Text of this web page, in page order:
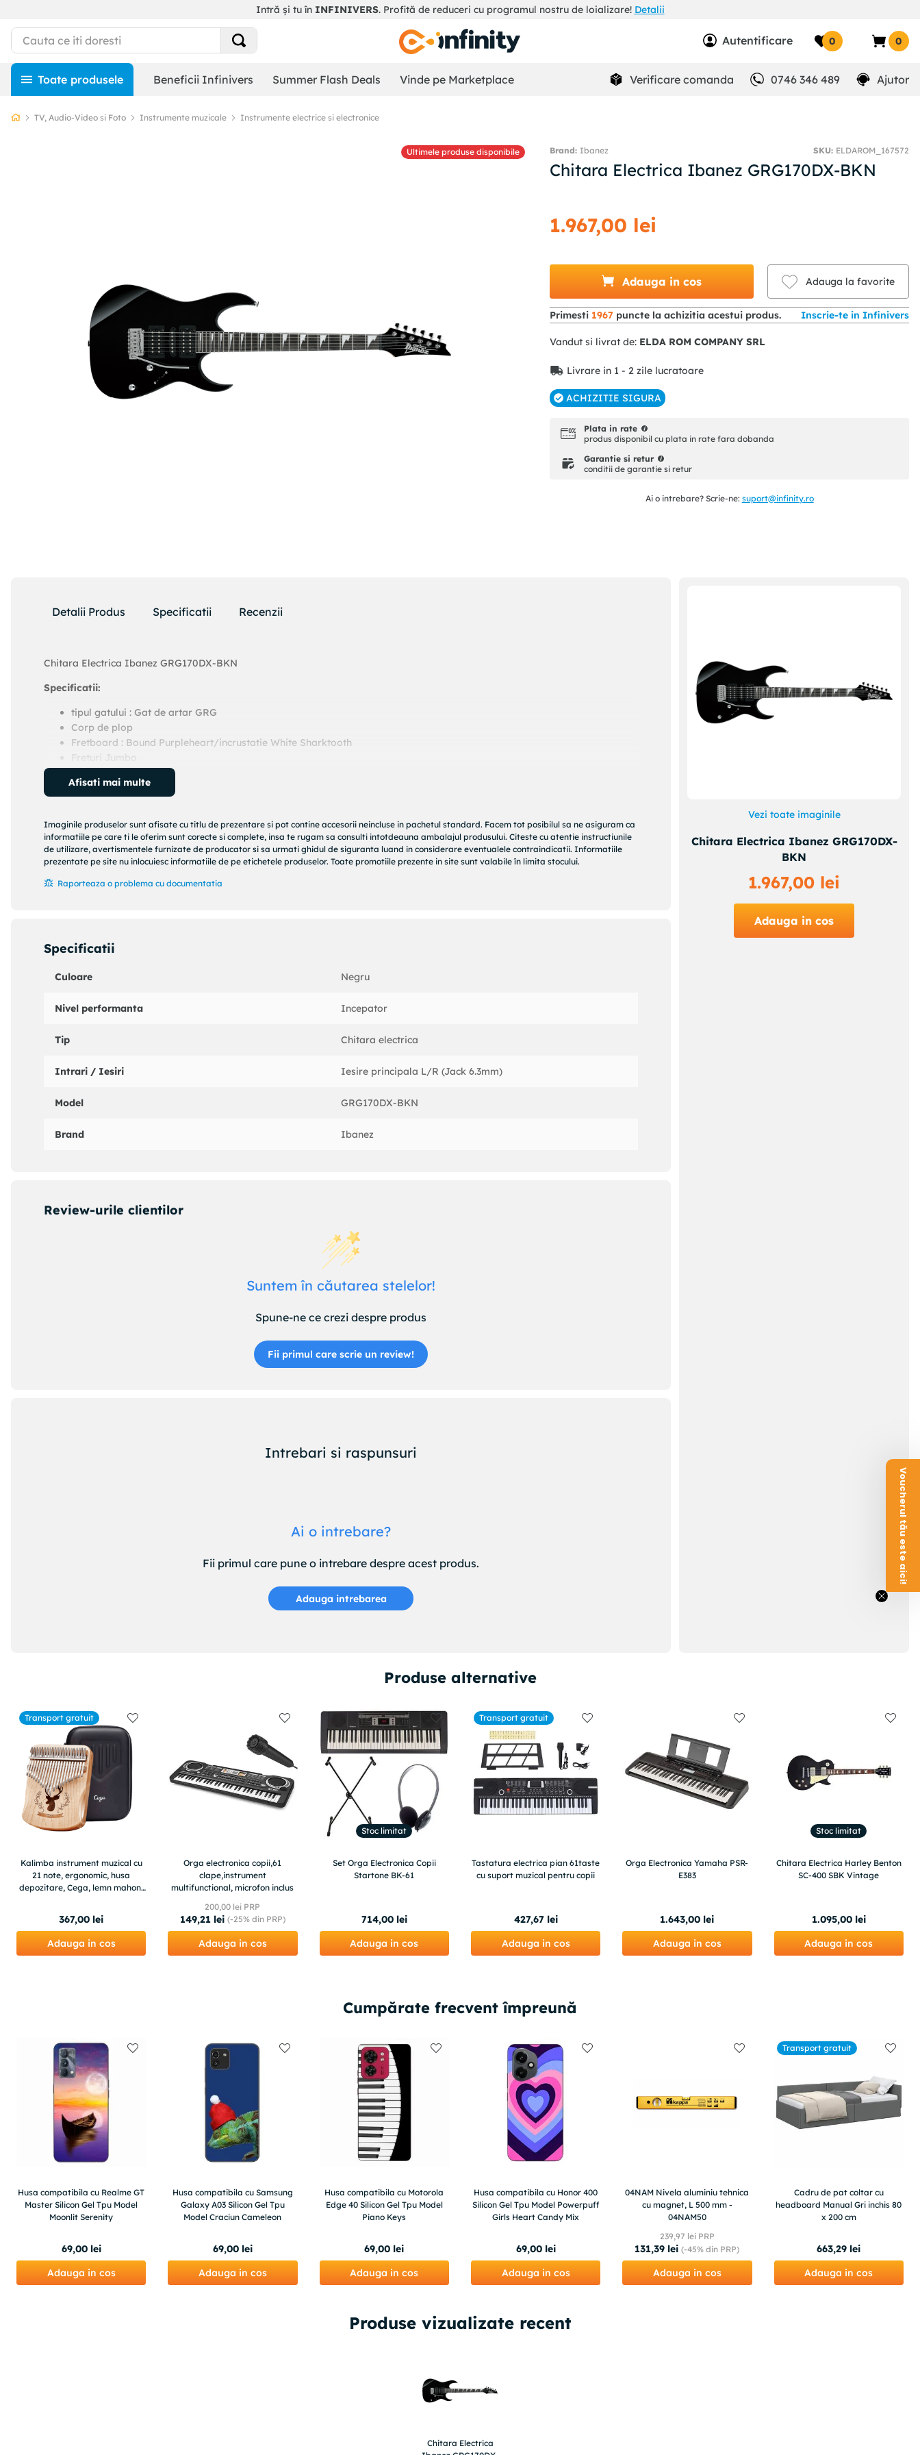
Intră și tu în INFINIVERS. Profită de reduceri cu programul nostru de loializare! Detalii
Autentificare 0 0
Beneficii Infinivers Summer Flash Deals Vinde pe Marketplace Verificare comanda 0746 346 489 Ajutor
TV, Audio-Video si Foto Instrumente muzicale Instrumente electrice si electronice
Ultimele produse disponibile Ibanez SKU: ELDAROM_167572
Chitara Electrica Ibanez GRG170DX-BKN
1.967,00 lei
Adauga in cos Adauga la favorite
Primesti 1967 puncte la achizitia acestui produs. Inscrie-te in Infinivers
Vandut si livrat de: ELDA ROM COMPANY SRL
Livrare in 1 - 2 zile lucratoare
ACHIZITIE SIGURA
Plata in rate
produs disponibil cu plata in rate fara dobanda
Garantie si retur
conditii de garantie si retur
Ai o intrebare? Scrie-ne: suport@infinity.ro
Detalii Produs Specificatii Recenzii
Chitara Electrica Ibanez GRG170DX-BKN
Specificatii:
tipul gatului : Gat de artar GRG
Corp de plop
Fretboard : Bound Purpleheart/incrustatie White Sharktooth
Freturi Jumbo
bridge T102
neck pickup Infinity R (H) Pasiv/Ceramic
middle pickup Infinity RS (S) Pasiv/Ceramic
bridge pickup Infinity R (H) Pasiv/Ceramic
acordare din fabrica 1E,2B,3G,4D,5A,6E
ecartament corzi .009/.011/.016/.024/.032/.042
a: Latimea 43mm la NUT
c: grosime 19,5 mm la 1F
Afisati mai multe
Imaginile produselor sunt afisate cu titlu de prezentare si pot contine accesorii neincluse in pachetul standard. Facem tot posibilul sa ne asiguram ca
informatiile pe care ti le oferim sunt corecte si complete, insa te rugam sa consulti intotdeauna ambalajul produsului. Citeste cu atentie instructiunile
de utilizare, avertismentele furnizate de producator si sa urmati ghidul de siguranta luand in considerare eventualele contraindicatii. Informatiile
prezentate pe site nu inlocuiesc informatiile de pe etichetele produselor. Toate promotiile prezente in site sunt valabile în limita stocului.
Raporteaza o problema cu documentatia
Specificatii
Culoare Negru
Nivel performanta Incepator
Tip Chitara electrica
Intrari / Iesiri Iesire principala L/R (Jack 6.3mm)
Model GRG170DX-BKN
Brand Ibanez
Review-urile clientilor
Suntem în căutarea stelelor!
Spune-ne ce crezi despre produs
Fii primul care scrie un review!
Intrebari si raspunsuri
Ai o intrebare?
Fii primul care pune o intrebare despre acest produs.
Adauga intrebarea
Vezi toate imaginile
Chitara Electrica Ibanez GRG170DX-
BKN
1.967,00 lei
Adauga in cos
Produse alternative
Transport gratuit
Kalimba instrument muzical cu
21 note, ergonomic, husa
depozitare, Cega, lemn mahon,
367,00 lei
Adauga in cos
Orga electronica copii,61
clape,instrument
multifunctional, microfon inclus
200,00 lei PRP
149,21 lei (-25%din PRP)
Adauga in cos
Stoc limitat
Set Orga Electronica Copii
Startone BK-61
714,00 lei
Adauga in cos
Transport gratuit
Tastatura electrica pian 61taste
cu suport muzical pentru copii
427,67 lei
Adauga in cos
Orga Electronica Yamaha PSR-
E383
1.643,00 lei
Adauga in cos
Stoc limitat
Chitara Electrica Harley Benton
SC-400 SBK Vintage
1.095,00 lei
Adauga in cos
Cumpărate frecvent împreună
Husa compatibila cu Realme GT
Master Silicon Gel Tpu Model
Moonlit Serenity
69,00 lei
Adauga in cos
Husa compatibila cu Samsung
Galaxy A03 Silicon Gel Tpu
Model Craciun Cameleon
69,00 lei
Adauga in cos
Husa compatibila cu Motorola
Edge 40 Silicon Gel Tpu Model
Piano Keys
69,00 lei
Adauga in cos
Husa compatibila cu Honor 400
Silicon Gel Tpu Model Powerpuff
Girls Heart Candy Mix
69,00 lei
Adauga in cos
04NAM Nivela aluminiu tehnica
cu magnet, L 500 mm -
04NAM50
239,97 lei PRP
131,39 lei (-45% din PRP)
Adauga in cos
Transport gratuit
Cadru de pat coltar cu
headboard Manual Gri inchis 80
x 200 cm
663,29 lei
Adauga in cos
Produse vizualizate recent
Chitara Electrica
Voucherul tău este aici!